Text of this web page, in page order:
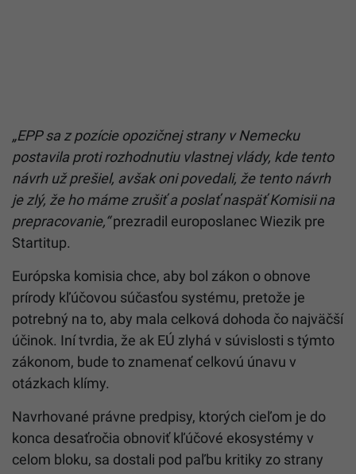
„EPP sa z pozície opozičnej strany v Nemecku
postavila proti rozhodnutiu vlastnej vlády, kde tento
návrh už prešiel, avšak oni povedali, že tento návrh
je zlý, že ho máme zrušiť a poslať naspäť Komisii na
prepracovanie,“prezradil europoslanec Wiezik pre
Startitup.
Európska komisia chce, aby bol zákon o obnove
prírody kľúčovou súčasťou systému, pretože je
potrebný na to, aby mala celková dohoda čo najväčší
účinok. Iní tvrdia, že ak EÚ zlyhá v súvislosti s týmto
zákonom, bude to znamenať celkovú únavu v
otázkach klímy.
Navrhované právne predpisy, ktorých cieľom je do
konca desaťročia obnoviť kľúčové ekosystémy v
celom bloku, sa dostali pod paľbu kritiky zo strany